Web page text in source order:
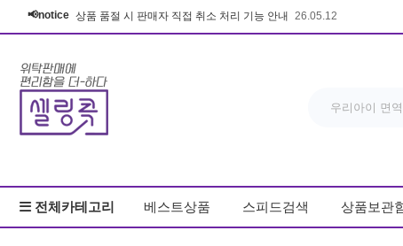
📢notice 상품 품절 시 판매자 직접 취소 처리 기능 안내 26.05.12
전체카테고리 베스트상품 스피드검색 상품보관